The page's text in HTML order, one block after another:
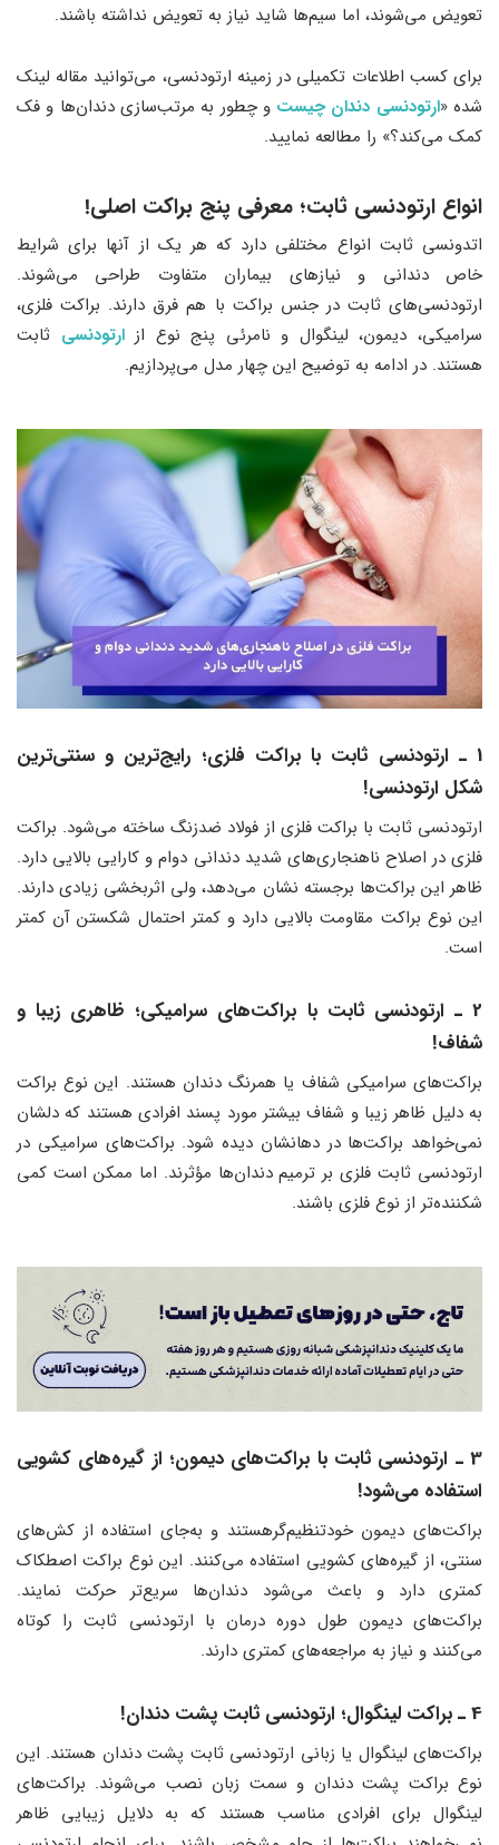
تعویض می‌شوند، اما سیم‌ها شاید نیاز به تعویض نداشته باشند.
برای کسب اطلاعات تکمیلی در زمینه ارتودنسی، می‌توانید مقاله لینک
شده «ارتودنسی دندان چیست و چطور به مرتب‌سازی دندان‌ها و فک
کمک می‌کند؟» را مطالعه نمایید.
انواع ارتودنسی ثابت؛ معرفی پنج براکت اصلی!
اتدونسی ثابت انواع مختلفی دارد که هر یک از آنها برای شرایط
خاص دندانی و نیازهای بیماران متفاوت طراحی می‌شوند.
ارتودنسی‌های ثابت در جنس براکت با هم فرق دارند. براکت فلزی،
سرامیکی، دیمون، لینگوال و نامرئی پنج نوع ازارتودنسی ثابت
هستند. در ادامه به توضیح این چهار مدل می‌پردازیم.
1 ـ ارتودنسی ثابت با براکت فلزی؛ رایج‌ترین و سنتی‌ترین
شکل ارتودنسی!
ارتودنسی ثابت با براکت فلزی از فولاد ضدزنگ ساخته می‌شود. براکت
فلزی در اصلاح ناهنجاری‌های شدید دندانی دوام و کارایی بالایی دارد.
ظاهر این براکت‌ها برجسته نشان می‌دهد، ولی اثربخشی زیادی دارند.
این نوع براکت مقاومت بالایی دارد و کمتر احتمال شکستن آن کمتر
است.
2 ـ ارتودنسی ثابت با براکت‌های سرامیکی؛ ظاهری زیبا و
شفاف!
براکت‌های سرامیکی شفاف یا همرنگ دندان هستند. این نوع براکت
به دلیل ظاهر زیبا و شفاف بیشتر مورد پسند افرادی هستند که دلشان
نمی‌خواهد براکت‌ها در دهانشان دیده شود. براکت‌های سرامیکی در
ارتودنسی ثابت فلزی بر ترمیم دندان‌ها مؤثرند. اما ممکن است کمی
شکننده‌تر از نوع فلزی باشند.
3 ـ ارتودنسی ثابت با براکت‌های دیمون؛ از گیره‌های کشویی
استفاده می‌شود!
براکت‌های دیمون خودتنظیم‌گرهستند و به‌جای استفاده از کش‌های
سنتی، از گیره‌های کشویی استفاده می‌کنند. این نوع براکت اصطکاک
کمتری دارد و باعث می‌شود دندان‌ها سریع‌تر حرکت نمایند.
براکت‌های دیمون طول دوره درمان با ارتودنسی ثابت را کوتاه
می‌کنند و نیاز به مراجعه‌های کمتری دارند.
4 ـ براکت لینگوال؛ ارتودنسی ثابت پشت دندان!
براکت‌های لینگوال یا زبانی ارتودنسی ثابت پشت دندان هستند. این
نوع براکت پشت دندان و سمت زبان نصب می‌شوند. براکت‌های
لینگوال برای افرادی مناسب هستند که به دلایل زیبایی ظاهر